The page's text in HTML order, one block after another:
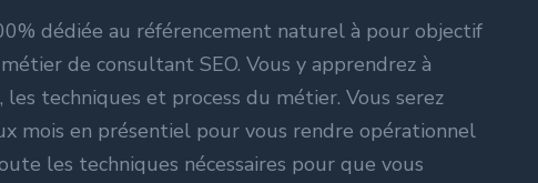
Social media
SMO Social Media Optimization,
SMA Social Media Advertising
Facebook
Instagram
...
Web mastering
dédiée au référencement naturel à pour objectif
de consultant SEO. Vous y apprendrez à
techniques et process du métier. Vous serez
mois en présentiel pour vous rendre opérationnel
les techniques nécessaires pour que vous